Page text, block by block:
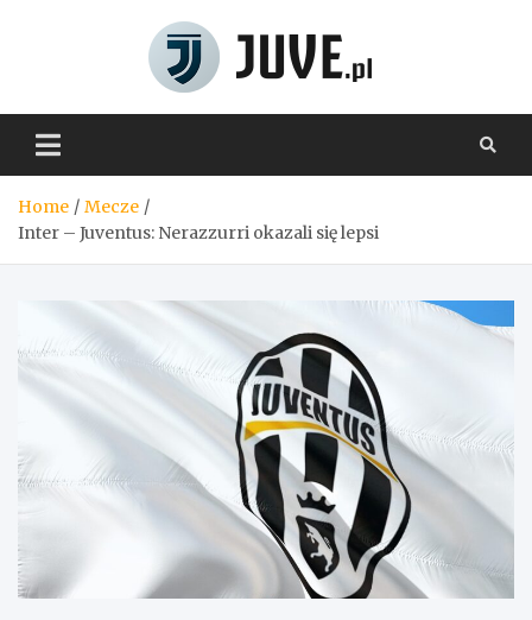
Home
Mecze
Inter – Juventus: Nerazzurri okazali się lepsi